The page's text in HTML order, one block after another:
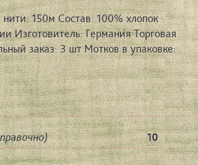
150м Состав: 100% хлопок
Изготовитель: Германия Торговая
заказ: 3 шт Мотков в упаковке:
10